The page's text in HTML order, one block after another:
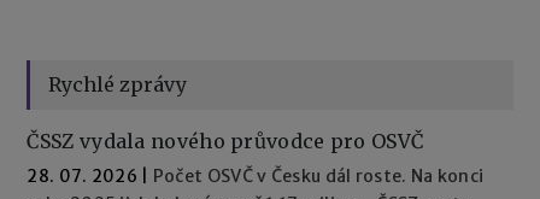
Rychlé zprávy
ČSSZ vydala nového průvodce pro OSVČ
28. 07. 2026
Počet OSVČ v Česku dál roste. Na konci